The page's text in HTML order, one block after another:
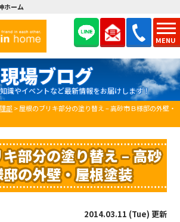
MENU
ホーム
現場ブログ
識やイベントなど最新情報をお届けします！
部 >屋根のブリキ部分の塗り替え – 高砂市Ｂ様邸の外壁・
部分の塗り替え – 高砂
の外壁・屋根塗装
2014.03.11 (Tue) 更新